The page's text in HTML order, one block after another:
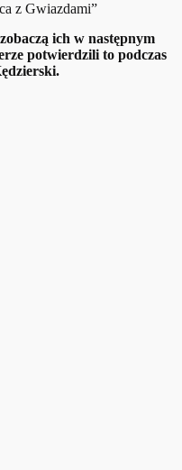
z Gwiazdami”
ich w następnym
potwierdzili to podczas